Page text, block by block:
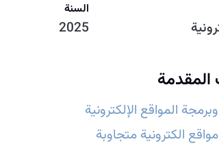
السنة
2025
المقدمة
المواقع الإلكترونية
الكترونية متجاوبة